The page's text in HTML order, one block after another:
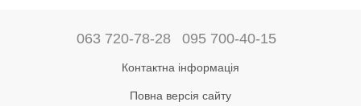
063 720-78-28 095 700-40-15
Контактна інформація
Повна версія сайту